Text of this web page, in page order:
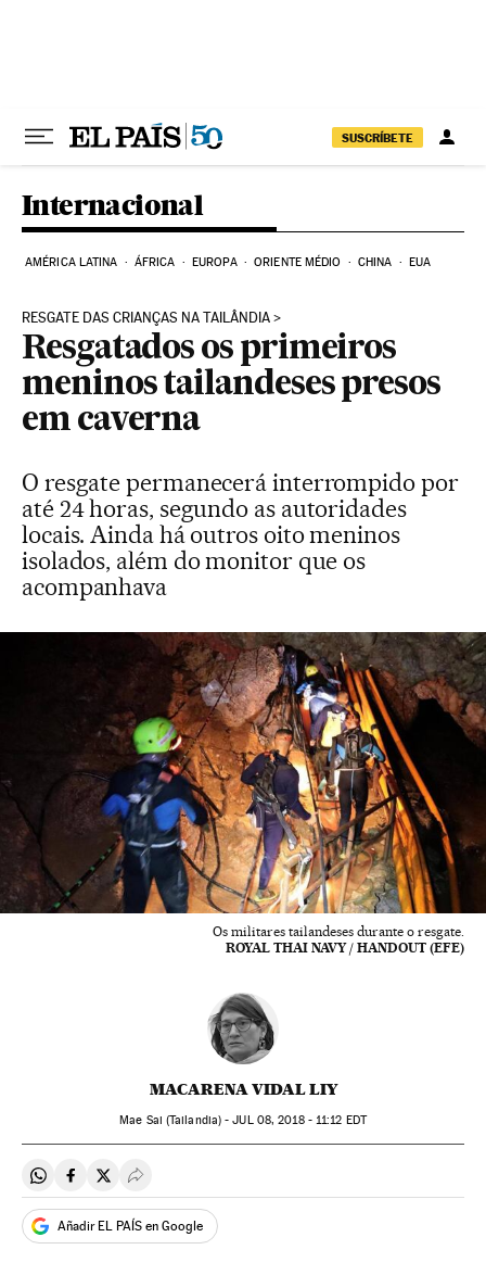
SUSCRÍBETE
Internacional
AMÉRICA LATINA ÁFRICA EUROPA ORIENTE MÉDIO CHINA EUA
RESGATE DAS CRIANÇAS NA TAILÂNDIA
Resgatados os primeiros
meninos tailandeses presos
em caverna
O resgate permanecerá interrompido por
até 24 horas, segundo as autoridades
locais. Ainda há outros oito meninos
isolados, além do monitor que os
acompanhava
Os militares tailandeses durante o resgate.
ROYAL THAI NAVY / HANDOUT (EFE)
MACARENA VIDAL LIY
Mae Sai (Tailandia) -JUL08, 2018 - 11:12 EDT
Compartir en Whatsapp
Compartir en Facebook
Compartir en Twitter
Desplegar Redes Sociales
Añadir EL PAÍS en Google